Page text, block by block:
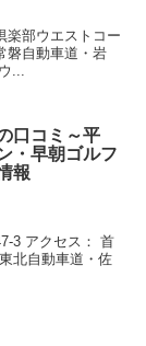
楽部ウエストコー
磐自動車道・岩
...
口コミ～平
・早朝ゴルフ
報
3 アクセス： 首
北自動車道・佐